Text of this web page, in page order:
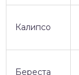
Калипсо
Береста